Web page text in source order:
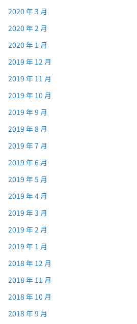
2020 年 3 月
2020 年 2 月
2020 年 1 月
2019 年 12 月
2019 年 11 月
2019 年 10 月
2019 年 9 月
2019 年 8 月
2019 年 7 月
2019 年 6 月
2019 年 5 月
2019 年 4 月
2019 年 3 月
2019 年 2 月
2019 年 1 月
2018 年 12 月
2018 年 11 月
2018 年 10 月
2018 年 9 月